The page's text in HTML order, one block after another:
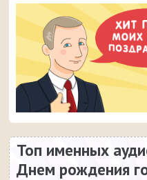
Топ именных
Днем рождения